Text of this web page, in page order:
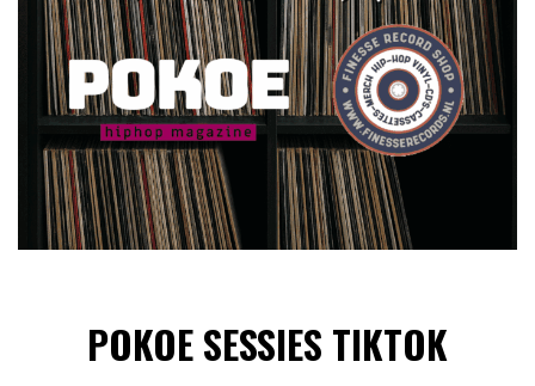
POKOE SESSIES TIKTOK